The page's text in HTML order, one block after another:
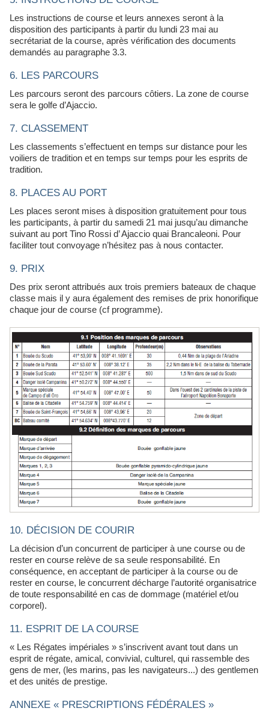
Les instructions de course et leurs annexes seront à la
disposition des participants à partir du lundi 23 mai au
secrétariat de la course, après vérification des documents
demandés au paragraphe 3.3.
6. LES PARCOURS
Les parcours seront des parcours côtiers. La zone de course
sera le golfe d’Ajaccio.
7. CLASSEMENT
Les classements s’effectuent en temps sur distance pour les
voiliers de tradition et en temps sur temps pour les esprits de
tradition.
8. PLACES AU PORT
Les places seront mises à disposition gratuitement pour tous
les participants, à partir du samedi 21 mai jusqu’au dimanche
suivant au port Tino Rossi d’ Ajaccio quai Brancaleoni. Pour
faciliter tout convoyage n’hésitez pas à nous contacter.
9. PRIX
Des prix seront attribués aux trois premiers bateaux de chaque
classe mais il y aura également des remises de prix honorifique
chaque jour de course (cf programme).
10. DÉCISION DE COURIR
La décision d’un concurrent de participer à une course ou de
rester en course relève de sa seule responsabilité. En
conséquence, en acceptant de participer à la course ou de
rester en course, le concurrent décharge l’autorité organisatrice
de toute responsabilité en cas de dommage (matériel et/ou
corporel).
11. ESPRIT DE LA COURSE
« Les Régates impériales » s’inscrivent avant tout dans un
esprit de régate, amical, convivial, culturel, qui rassemble des
gens de mer, (les marins, pas les navigateurs...) des gentlemen
et des unités de prestige.
ANNEXE « PRESCRIPTIONS FÉDÉRALES »